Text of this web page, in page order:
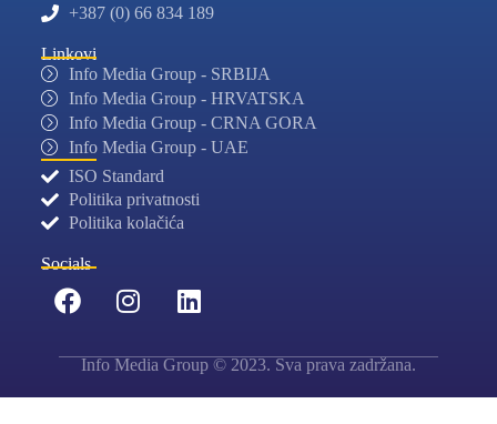
+387 (0) 66 834 189
Linkovi
Info Media Group - SRBIJA
Info Media Group - HRVATSKA
Info Media Group - CRNA GORA
Info Media Group - UAE
ISO Standard
Politika privatnosti
Politika kolačića
Socials
Info Media Group © 2023. Sva prava zadržana.